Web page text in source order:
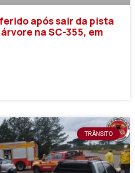
após sair da pista
na SC-355, em
TRÂNSITO